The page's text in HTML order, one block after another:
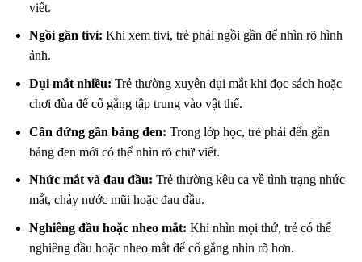
viết.
Ngồi gần tivi: Khi xem tivi, trẻ phải ngồi gần để nhìn rõ hình
ảnh.
Dụi mắt nhiều: Trẻ thường xuyên dụi mắt khi đọc sách hoặc
chơi đùa để cố gắng tập trung vào vật thể.
Cần đứng gần bảng đen: Trong lớp học, trẻ phải đến gần
bảng đen mới có thể nhìn rõ chữ viết.
Nhức mắt và đau đầu: Trẻ thường kêu ca về tình trạng nhức
mắt, chảy nước mũi hoặc đau đầu.
Nghiêng đầu hoặc nheo mắt: Khi nhìn mọi thứ, trẻ có thể
nghiêng đầu hoặc nheo mắt để cố gắng nhìn rõ hơn.